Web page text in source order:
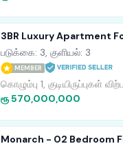
3BR Luxury Apartment
Sapphire Residencies,
(AP4840)
படுக்கை: 3, குளியல்: 3
MEMBER
கொழும்பு 1, குடியிருப்புகள்
ரூ 570,000,000
Monarch - 02 Bedroom